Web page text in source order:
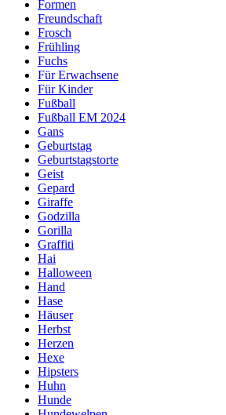
Formen
Freundschaft
Frosch
Frühling
Fuchs
Für Erwachsene
Für Kinder
Fußball
Fußball EM 2024
Gans
Geburtstag
Geburtstagstorte
Geist
Gepard
Giraffe
Godzilla
Gorilla
Graffiti
Hai
Halloween
Hand
Hase
Häuser
Herbst
Herzen
Hexe
Hipsters
Huhn
Hunde